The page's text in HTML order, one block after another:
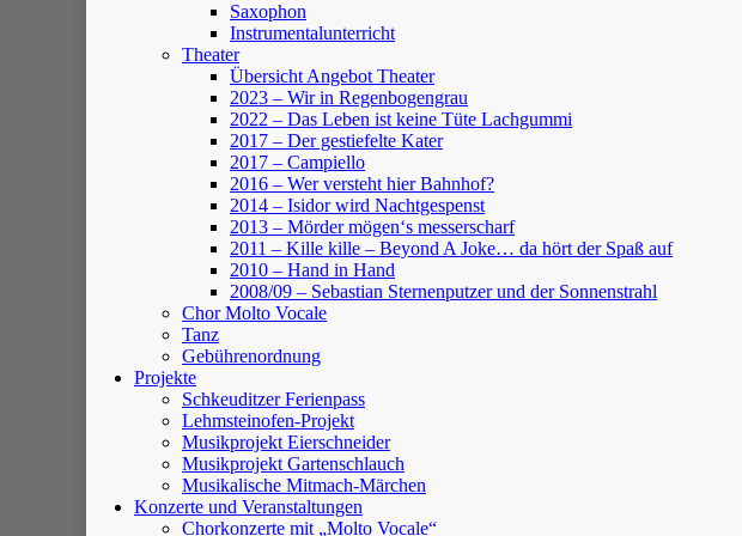
Saxophon
Instrumentalunterricht
Theater
Übersicht Angebot Theater
2023 – Wir in Regenbogengrau
2022 – Das Leben ist keine Tüte Lachgummi
2017 – Der gestiefelte Kater
2017 – Campiello
2016 – Wer versteht hier Bahnhof?
2014 – Isidor wird Nachtgespenst
2013 – Mörder mögen‘s messerscharf
2011 – Kille kille – Beyond A Joke… da hört der Spaß auf
2010 – Hand in Hand
2008/09 – Sebastian Sternenputzer und der Sonnenstrahl
Chor Molto Vocale
Tanz
Gebührenordnung
Projekte
Schkeuditzer Ferienpass
Lehmsteinofen-Projekt
Musikprojekt Eierschneider
Musikprojekt Gartenschlauch
Musikalische Mitmach-Märchen
Konzerte und Veranstaltungen
Chorkonzerte mit „Molto Vocale“